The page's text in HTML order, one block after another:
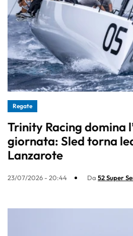
Regate
Trinity Racing domina
giornata: Sled torna
Lanzarote
23/07/2026 - 20:44 Da 52 Super